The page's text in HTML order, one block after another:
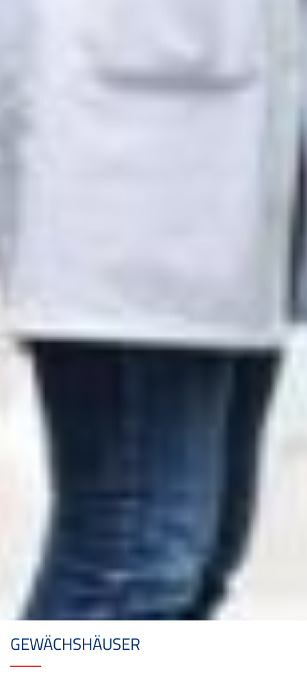
GEWÄCHSHÄUSER